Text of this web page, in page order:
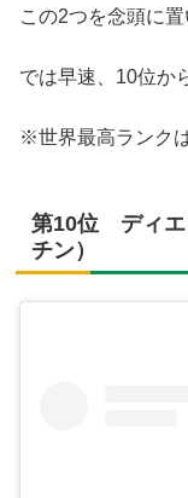
この2つを念頭に
では早速、10位か
※世界最高ランク
第10位 ディエ
チン）